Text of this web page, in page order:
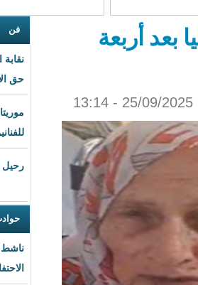
نقابة المهن التمثيلية
موريتانيا: ما هو الوضع
للفنانين؟
رحيل الفنان القدير عبد
حوادث
ناشط يهاجم رئيس جهة
الاحتفاء بتنصيب غزواني